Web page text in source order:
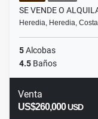
SE VENDE O
Heredia, Heredia,
5Alcobas
4.5 Baños
Venta
US$260,000USD